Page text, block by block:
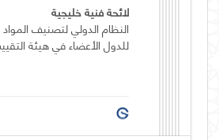
لائحة فنية خليجية
للدول الأعضاء في هيئة